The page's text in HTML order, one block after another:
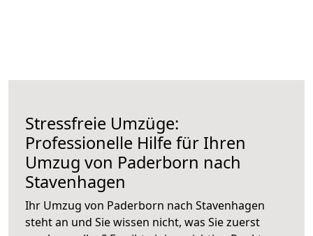
Stressfreie Umzüge:
Professionelle Hilfe für Ihren
Umzug von Paderborn nach
Stavenhagen
Ihr Umzug von Paderborn nach Stavenhagen
steht an und Sie wissen nicht, was Sie zuerst